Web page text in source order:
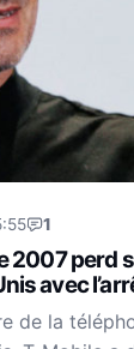
1
2007 perd
avec
de la